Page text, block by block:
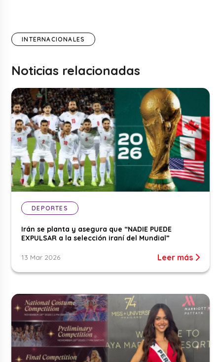
INTERNACIONALES
Noticias relacionadas
DEPORTES
Irán se planta y asegura que “NADIE PUEDE
EXPULSAR a la selección iraní del Mundial”
13 Mar 2026 Leer más